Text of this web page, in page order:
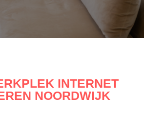
INTERNET
NOORDWIJK